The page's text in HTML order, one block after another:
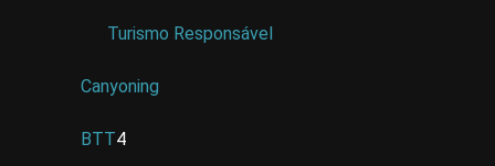
Turismo Responsável
Canyoning
BTT4